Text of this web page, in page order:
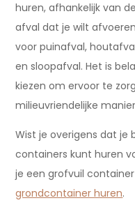
huren, afhankelijk van
afval dat je wilt
voor puinafval,
en sloopafval. Het is
kiezen om ervoor te
milieuvriendelijke
Wist je overigens dat je
containers kunt huren
je een grofvuil
grondcontainer huren.